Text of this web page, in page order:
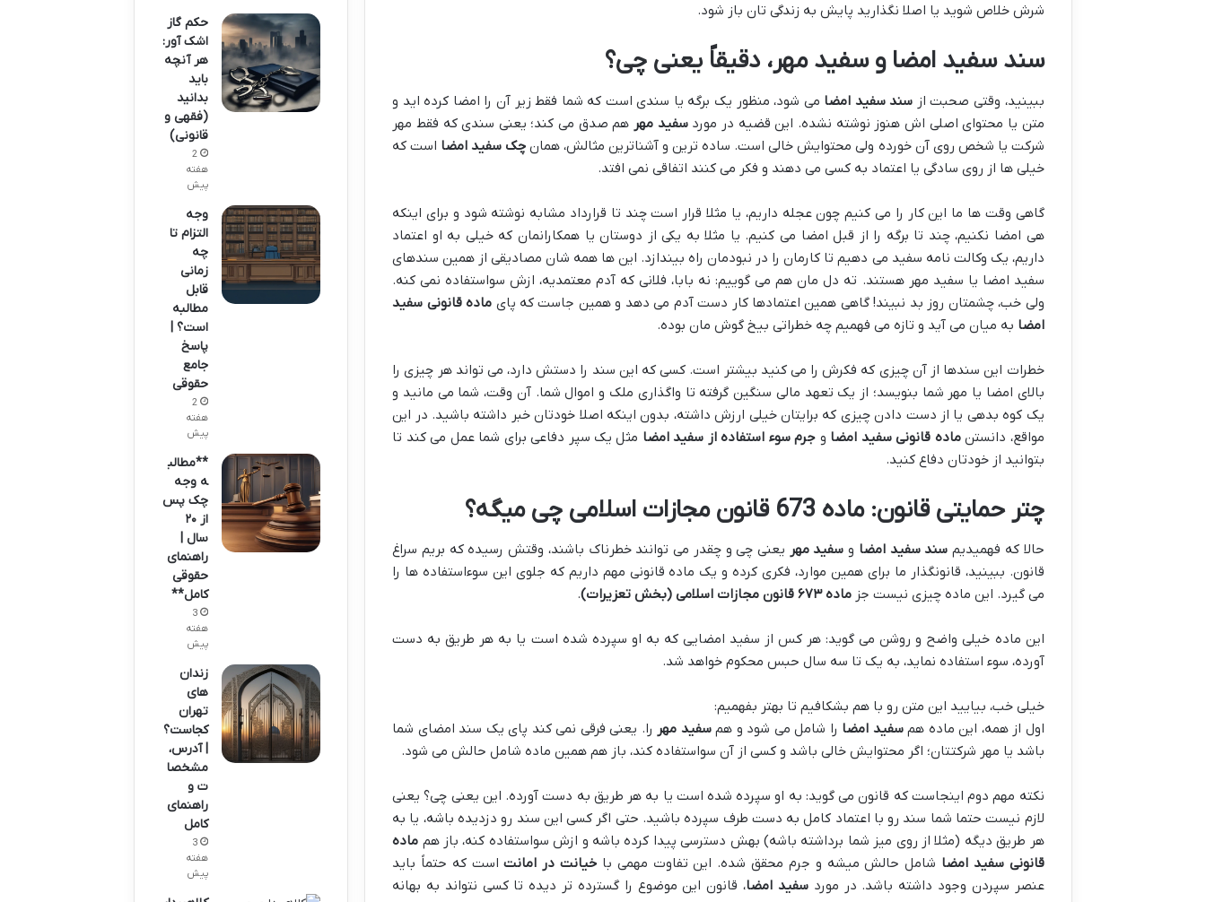
شرش خلاص شوید یا اصلا نگذارید پایش به زندگی تان باز شود.
سند سفید امضا و سفید مهر، دقیقاً یعنی چی؟
ببینید، وقتی صحبت از سند سفید امضا می شود، منظور یک برگه یا سندی است که شما فقط زیر آن را امضا کرده اید و
متن یا محتوای اصلی اش هنوز نوشته نشده. این قضیه در موردسفید مهر هم صدق می کند؛ یعنی سندی که فقط مهر
شرکت یا شخص روی آن خورده ولی محتوایش خالی است. ساده ترین و آشناترین مثالش، همان چک سفید امضا است که
خیلی ها از روی سادگی یا اعتماد به کسی می دهند و فکر می کنند اتفاقی نمی افتد.
گاهی وقت ها ما این کار را می کنیم چون عجله داریم، یا مثلا قرار است چند تا قرارداد مشابه نوشته شود و برای اینکه
هی امضا نکنیم، چند تا برگه را از قبل امضا می کنیم. یا مثلا به یکی از دوستان یا همکارانمان که خیلی به او اعتماد
داریم، یک وکالت نامه سفید می دهیم تا کارمان را در نبودمان راه بیندازد. این ها همه شان مصادیقی از همین سندهای
سفید امضا یا سفید مهر هستند. ته دل مان هم می گوییم: نه بابا، فلانی که آدم معتمدیه، ازش سواستفاده نمی کنه.
ولی خب، چشمتان روز بد نبیند! گاهی همین اعتمادها کار دست آدم می دهد و همین جاست که پای ماده قانونی سفید
امضا به میان می آید و تازه می فهمیم چه خطراتی بیخ گوش مان بوده.
خطرات این سندها از آن چیزی که فکرش را می کنید بیشتر است. کسی که این سند را دستش دارد، می تواند هر چیزی را
بالای امضا یا مهر شما بنویسد؛ از یک تعهد مالی سنگین گرفته تا واگذاری ملک و اموال شما. آن وقت، شما می مانید و
یک کوه بدهی یا از دست دادن چیزی که برایتان خیلی ارزش داشته، بدون اینکه اصلا خودتان خبر داشته باشید. در این
مواقع، دانستنماده قانونی سفید امضا و جرم سوء استفاده از سفید امضا مثل یک سپر دفاعی برای شما عمل می کند تا
بتوانید از خودتان دفاع کنید.
چتر حمایتی قانون: ماده 673 قانون مجازات اسلامی چی میگه؟
حالا که فهمیدیم سند سفید امضا و سفید مهر یعنی چی و چقدر می توانند خطرناک باشند، وقتش رسیده که بریم سراغ
قانون. ببینید، قانونگذار ما برای همین موارد، فکری کرده و یک ماده قانونی مهم داریم که جلوی این سوءاستفاده ها را
می گیرد. این ماده چیزی نیست جزماده ۶۷۳ قانون مجازات اسلامی (بخش تعزیرات) .
این ماده خیلی واضح و روشن می گوید: هر کس از سفید امضایی که به او سپرده شده است یا به هر طریق به دست
آورده، سوء استفاده نماید، به یک تا سه سال حبس محکوم خواهد شد.
خیلی خب، بیایید این متن رو با هم بشکافیم تا بهتر بفهمیم:
اول از همه، این ماده همسفید امضا را شامل می شود و همسفید مهر را. یعنی فرقی نمی کند پای یک سند امضای شما
باشد یا مهر شرکتتان؛ اگر محتوایش خالی باشد و کسی از آن سواستفاده کند، باز هم همین ماده شامل حالش می شود.
نکته مهم دوم اینجاست که قانون می گوید: به او سپرده شده است یا به هر طریق به دست آورده. این یعنی چی؟ یعنی
لازم نیست حتما شما سند رو با اعتماد کامل به دست طرف سپرده باشید. حتی اگر کسی این سند رو دزدیده باشه، یا به
هر طریق دیگه (مثلا از روی میز شما برداشته باشه) بهش دسترسی پیدا کرده باشه و ازش سواستفاده کنه، باز هم ماده
قانونی سفید امضا شامل حالش میشه و جرم محقق شده. این تفاوت مهمی با خیانت در امانتاست که حتماً باید
عنصر سپردن وجود داشته باشد. در موردسفید امضا، قانون این موضوع را گسترده تر دیده تا کسی نتواند به بهانه
حکم گاز
اشک آور:
هر آنچه
باید
بدانید
(فقهی و
قانونی)
2
هفته
پیش
وجه
التزام تا
چه
زمانی
قابل
مطالبه
است؟ |
پاسخ
جامع
حقوقی
2
هفته
پیش
**مطالب
ه وجه
چک پس
از ۲۰
سال |
راهنمای
حقوقی
کامل**
3
هفته
پیش
زندان
های
تهران
کجاست؟
| آدرس،
مشخصا
ت و
راهنمای
کامل
3
هفته
پیش